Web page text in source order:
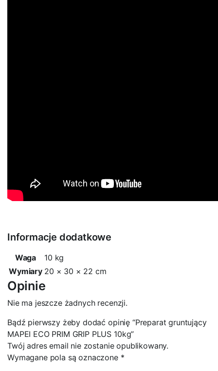
Informacje dodatkowe
Waga
10 kg
Wymiary 20 × 30 × 22 cm
Opinie
Nie ma jeszcze żadnych recenzji.
Bądź pierwszy żeby dodać opinię “Preparat gruntujący
MAPEI ECO PRIM GRIP PLUS 10kg”
Twój adres email nie zostanie opublikowany.
Wymagane pola są oznaczone *